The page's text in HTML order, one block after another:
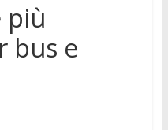
più
bus e